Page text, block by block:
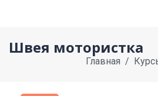
Швея мотористка
Главная